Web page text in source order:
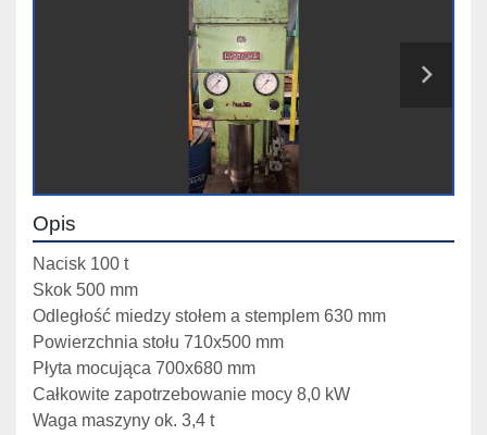
Opis
Nacisk 100 t
Skok 500 mm
Odległość miedzy stołem a stemplem 630 mm
Powierzchnia stołu 710x500 mm
Płyta mocująca 700x680 mm
Całkowite zapotrzebowanie mocy 8,0 kW
Waga maszyny ok. 3,4 t